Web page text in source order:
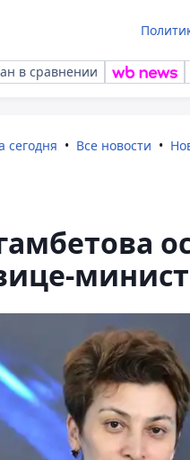
в сравнении
сегодня Все новости